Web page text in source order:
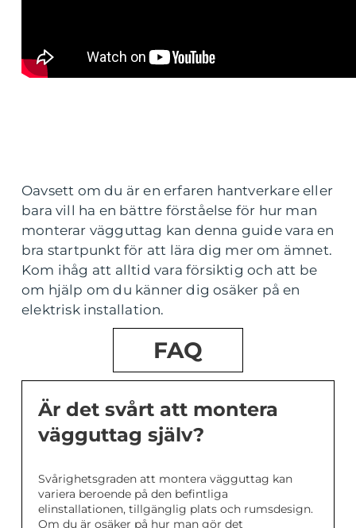
Oavsett om du är en erfaren hantverkare eller
bara vill ha en bättre förståelse för hur man
monterar vägguttag kan denna guide vara en
bra startpunkt för att lära dig mer om ämnet.
Kom ihåg att alltid vara försiktig och att be
om hjälp om du känner dig osäker på en
elektrisk installation.
FAQ
Är det svårt att montera
vägguttag själv?
Svårighetsgraden att montera vägguttag kan
variera beroende på den befintliga
elinstallationen, tillgänglig plats och rumsdesign.
Om du är osäker på hur man gör det